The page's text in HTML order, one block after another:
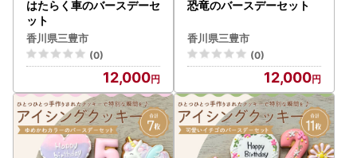
はたらく車のバースデーセ
ット
香川県三豊市
(0)
12,000
恐竜のバースデーセット
香川県三豊市
(0)
12,000